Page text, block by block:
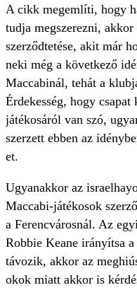
A cikk megemlíti, hogy
tudja megszerezni,
szerződtetése, akit már
neki még a következő
Maccabinál, tehát a
Érdekesség, hogy
játékosáról van szó,
szerzett ebben az
et.
Ugyanakkor az
Maccabi-játékosok
a Ferencvárosnál. Az
Robbie Keane irányítsa
távozik, akkor az
okok miatt akkor is